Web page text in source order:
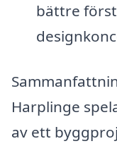
bättre
Harplinge
av ett